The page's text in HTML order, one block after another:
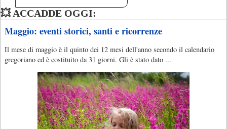
💥 ACCADDE OGGI:
Maggio: eventi storici, santi e ricorrenze
Il mese di maggio è il quinto dei 12 mesi dell'anno secondo il calendario
gregoriano ed è costituito da 31 giorni. Gli è stato dato ...